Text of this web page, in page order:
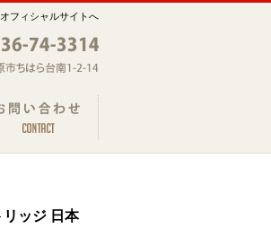
フィシャルサイトへ
ッジ 日本